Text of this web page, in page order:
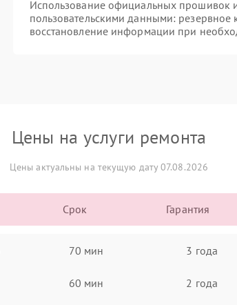
Использование официальных прошивок
пользовательскими данными:
восстановление информации при
Цены на услуги ремонта
Цены актуальны на текущую дату 07.08.2026
Срок Гарантия
70 мин 3 года
60 мин 2 года